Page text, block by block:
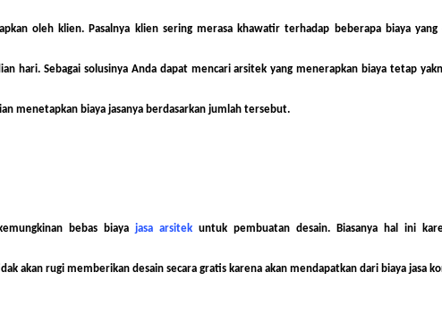
oleh klien. Pasalnya klien sering merasa khawatir terhadap beberapa biaya
hari. Sebagai solusinya Anda dapat mencari arsitek yang menerapkan biaya tetap
menetapkan biaya jasanya berdasarkan jumlah tersebut.
bebas biaya jasa arsitek untuk pembuatan desain. Biasanya hal ini
akan rugi memberikan desain secara gratis karena akan mendapatkan dari biaya jasa